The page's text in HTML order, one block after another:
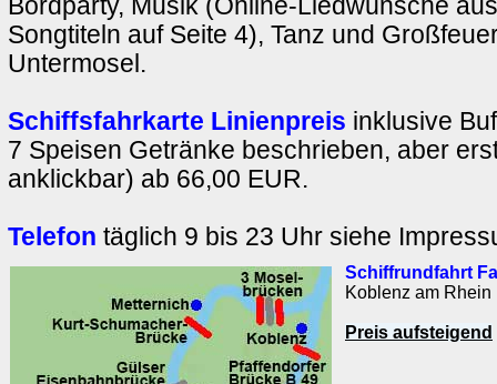
Bordparty, Musik (Online-Liedwünsche
Songtiteln auf Seite 4), Tanz und
Untermosel.
Schiffsfahrkarte Linienpreis inklusive
7 Speisen Getränke beschrieben, aber
anklickbar) ab 66,00 EUR.
Telefon täglich 9 bis 23 Uhr siehe
Schiffrundfahrt
Koblenz am Rhein
Preis aufsteigend